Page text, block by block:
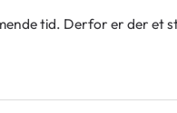
tid. Derfor er der et